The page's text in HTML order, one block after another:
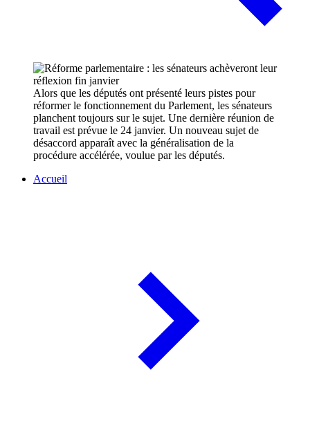
Alors que les députés ont présenté leurs pistes pour
réformer le fonctionnement du Parlement, les sénateurs
planchent toujours sur le sujet. Une dernière réunion de
travail est prévue le 24 janvier. Un nouveau sujet de
désaccord apparaît avec la généralisation de la
procédure accélérée, voulue par les députés.
Accueil